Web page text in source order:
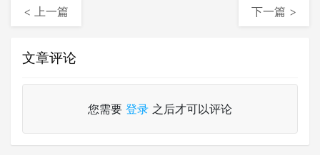
< 上一篇 下一篇 >
文章评论
您需要 登录 之后才可以评论